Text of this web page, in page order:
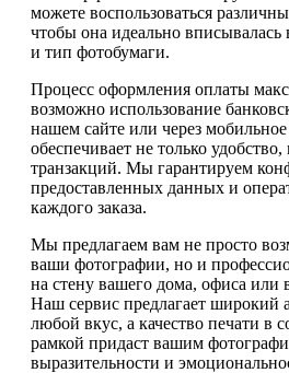
можете воспользоваться
чтобы она идеально вписывалась
и тип фотобумаги.
Процесс оформления оплаты
возможно использование
нашем сайте или через
обеспечивает не только
транзакций. Мы гарантируем
предоставленных данных и
каждого заказа.
Мы предлагаем вам не просто
ваши фотографии, но и
на стену вашего дома, офиса или
Наш сервис предлагает широкий
любой вкус, а качество печати в
рамкой придаст вашим
выразительности и